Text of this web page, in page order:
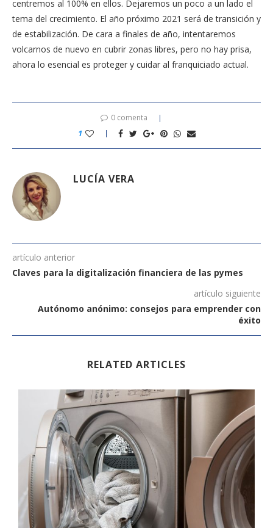
centremos al 100% en ellos. Dejaremos un poco a un lado el
tema del crecimiento. El año próximo 2021 será de transición y
de estabilización. De cara a finales de año, intentaremos
volcarnos de nuevo en cubrir zonas libres, pero no hay prisa,
ahora lo esencial es proteger y cuidar al franquiciado actual.
0 comenta
1
LUCÍA VERA
artículo anterior
Claves para la digitalización financiera de las pymes
artículo siguiente
Autónomo anónimo: consejos para emprender con
éxito
RELATED ARTICLES